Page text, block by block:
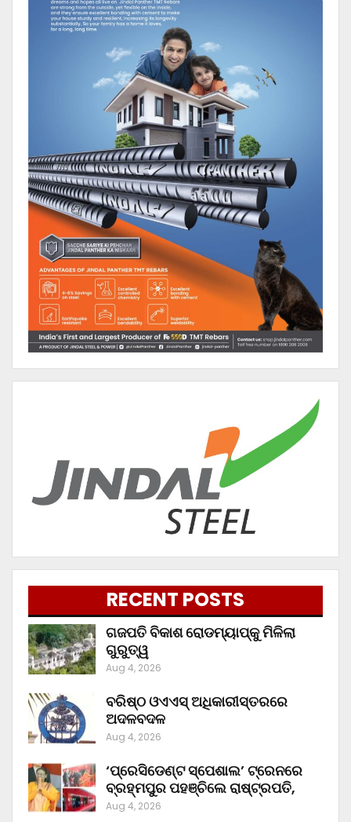
RECENT POSTS
ଗଜପତି ବିକାଶ ରୋଡମ୍ୟାପ୍‌କୁ ମିଳିଲା
ଗୁରୁତ୍ୱ
Aug 4, 2026
ବରିଷ୍ଠ ଓଏଏସ୍‌ ଅଧିକାରୀସ୍ତରରେ
ଅଦଳବଦଳ
Aug 4, 2026
‘ପ୍ରେସିଡେଣ୍ଟ ସ୍ପେଶାଲ’ ଟ୍ରେନରେ
ବ୍ରହ୍ମପୁର ପହଞ୍ଚିଲେ ରାଷ୍ଟ୍ରପତି,
Aug 4, 2026